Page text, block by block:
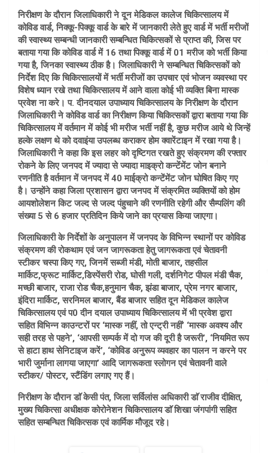
निरीक्षण के दौरान जिलाधिकारी ने दून मेडिकल कालेज चिकित्सालय में
कोविड वार्ड, निक्कू-पिक्कू वार्ड के बारे में जानकारी लेते हुए वार्ड में भर्ती मरीजों
की स्वास्थ्य सम्बन्धी जानकारी सम्बन्धित चिकित्सकों से प्राप्त की, जिस पर
बताया गया कि कोविड वार्ड में 16 तथा पिक्कू वार्ड में 01 मरीज को भर्ती किया
गया है, जिनका स्वास्थ्य ठीक है। जिलाधिकारी ने सम्बन्धित चिकित्सकों को
निर्देश दिए कि चिकित्सालयों में भर्ती मरीजों का उपचार एवं भोजन व्यवस्था पर
विशेष ध्यान रखे तथा चिकित्सालय में आने वाला कोई भी व्यक्ति बिना मास्क
प्रवेश ना करे। प. दीनदयाल उपाध्याय चिकित्सालय के निरीक्षण के दौरान
जिलाधिकारी ने कोविड वार्ड का निरीक्षण किया चिकित्सकों द्वारा बताया गया कि
चिकित्सालय में वर्तमान में कोई भी मरीज भर्ती नहीं है, कुछ मरीज आये थे जिन्हें
हल्के लक्षण थे को दवाइंया उपलब्ध कराकर होम क्वारेंटाइन में रखा गया है।
जिलाधिकारी ने कहा कि इस लहर को दृष्टिगत रखते हुए संक्रमण की रफ्तार
रोकने के लिए जनपद में ज्यादा से ज्यादा माइक्रो कन्टेंमेंट जोन बनाने
रणनीति है वर्तमान में जनपद में 40 माईक्रो कन्टेंमेंट जोन घोषित किए गए
है। उन्होंने कहा जिला प्रशासन द्वारा जनपद में संक्रमित व्यक्तियों को होम
आयशोलेशन किट जल्द से जल्द पंहुचाने की रणनीति रहेगी और सैम्पलिंग की
संख्या 5 से 6 हजार प्रतिदिन किये जाने का प्रयास किया जाएगा।
जिलाधिकारी के निर्देशों के अनुपालन में जनपद के विभिन्न स्थानों पर कोविड
संक्रमण की रोकथाम एवं जन जागरूकता हेतु जागरूकता एवं चेतावनी
स्टीकर चस्पा किए गए, जिनमें सब्जी मंडी, मोती बाजार, तहसील
मार्किट,फ्रूट मार्किट,डिस्पेंसरी रोड, घोसी गली, दर्शनिगेट पीपल मंडी चैक,
मच्छी बाजार, राजा रोड चैक,हनुमान चैक, झंडा बाजार, प्रेम नगर बाजार,
इंदिरा मार्किट, सरनिमल बाजार, बैंड बाजार सहित दून मेडिकल कालेज
चिकित्सालय एवं प0 दीन दयाल उपाध्याय चिकित्सालय में भी प्रवेश द्वारा
सहित विभिन्न काउन्टरों पर ‘मास्क नहीं, तो एन्ट्री नहीं’ ‘मास्क अवश्य और
सही तरह से पहने’, ‘आपसी सम्पर्क में दो गज की दूरी है जरूरी’, ‘नियमित रूप
से हाटा हाथ सेनिटाइज करें’, ‘कोविड अनुरूप व्यवहार का पालन न करने पर
भारी जुर्माना लागया जाएगा’ आदि जागरूकता स्लोगन एवं चेतावनी वाले
स्टीकर/ पोस्टर, स्टैंडिंग लगाए गए हैं।
निरीक्षण के दौरान डाॅ केसी पंत, जिला सर्विलांस अधिकारी डाॅ राजीव दीक्षित,
मुख्य चिकित्सा अधीक्षक कोरोनेशन चिकित्सालय डाॅ शिखा जंगपांगी सहित
सहित सम्बन्धित चिकित्सक एवं कार्मिक मौजूद रहे।